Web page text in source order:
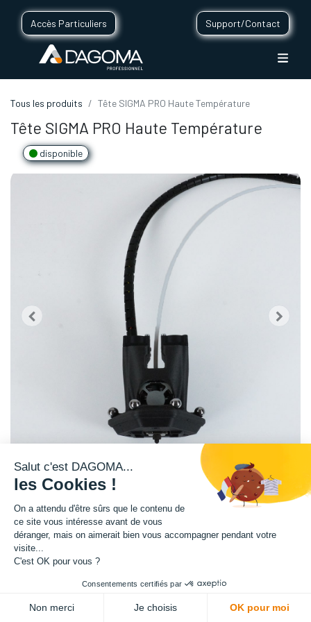
Accès Particuliers Support/Contact
Tous les produits Tête SIGMA PRO Haute Température
Tête SIGMA PRO Haute Température
disponible
Tête d'impression SIGMA PRO Haute température, compatible avec une
imprimante 3D professionnelle SIGMA PRO de DAGOMA.
Une tête d'impression atteignant des températures plus élevées qu'une
tête Standard, imprimant un large spectre de matériaux, capable de
donner vie à vos idées les plus complexes !
Cette tête est équipée d'une buse acier trempé, d'une jonction Titan, d'un
Salut c'est DAGOMA...
les Cookies !
On a attendu d'être sûrs que le contenu de
ce site vous intéresse avant de vous
déranger, mais on aimerait bien vous accompagner pendant votre
visite...
C'est OK pour vous ?
Consentements certifiés par
Non merci Je choisis OK pour moi